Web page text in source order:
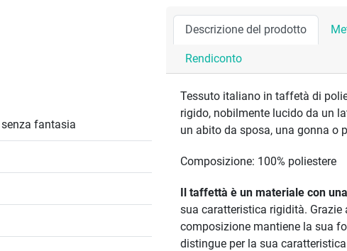
fantasia
Descrizione del prodotto
Rendiconto
Tessuto italiano in taffetà di
rigido, nobilmente lucido da un
un abito da sposa, una gonna o
Composizione: 100% poliestere
Il taffettà è un materiale con
sua caratteristica rigidità. Grazie
composizione mantiene la sua
distingue per la sua